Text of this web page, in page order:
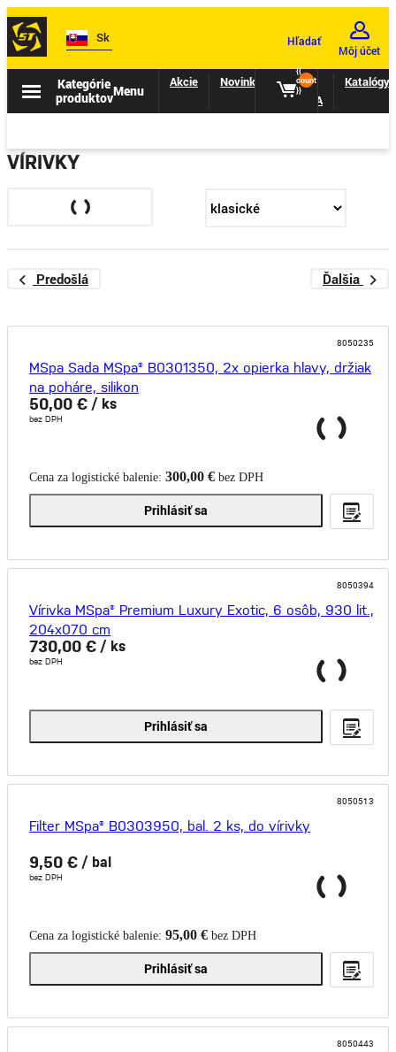
Sk Hľadať
Môj účet
{{
count
}}
Kategórie
produktovMenu
Akcie Novinky
II.
TRIEDA
Katalógy
VÍRIVKY
Predošlá Ďalšia
8050235
MSpa Sada MSpa® B0301350, 2x opierka hlavy, držiak
na poháre, silikon
50,00 € / ks
bez DPH
Cena za logistické balenie: 300,00 € bez DPH
Prihlásiť sa
8050394
Vírivka MSpa® Premium Luxury Exotic, 6 osôb, 930 lit.,
204x070 cm
730,00 € / ks
bez DPH
Prihlásiť sa
8050513
Filter MSpa® B0303950, bal. 2 ks, do vírivky
9,50 € / bal
bez DPH
Cena za logistické balenie: 95,00 € bez DPH
Prihlásiť sa
8050443